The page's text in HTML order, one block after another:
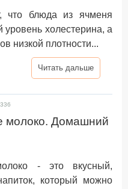
что блюда из ячменя
уровень холестерина, а
низкой плотности...
Читать дальше
молоко. Домашний
- это вкусный,
который можно